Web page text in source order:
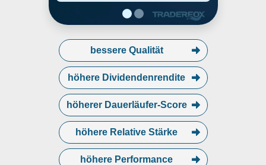
bessere Qualität
höhere Dividendenrendite
höherer Dauerläufer-Score
höhere Relative Stärke
höhere Performance